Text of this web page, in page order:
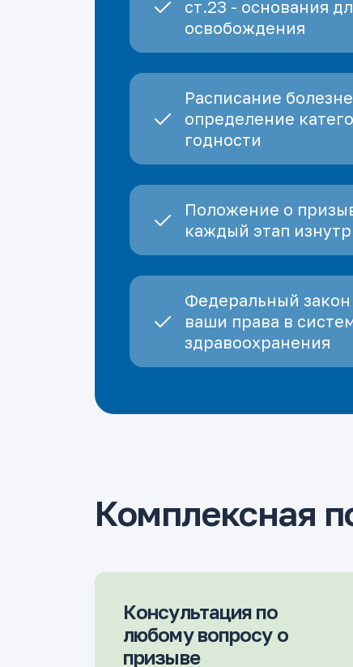
ст.23 - основания
освобождения
Расписание
определение
годности
Положение о
каждый этап
Федеральный
ваши права в
здравоохранения
Комплексная
Консультация по
любому вопросу о
призыве